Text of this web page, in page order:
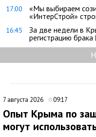
17:00
«Мы выбираем
«ИнтерСтрой»
16:45
За две недели в
регистрацию брака
7 августа 2026 09:17
Опыт Крыма по
могут